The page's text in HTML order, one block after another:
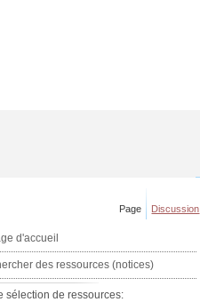
Page Discussion
d'accueil
des ressources (notices)
sélection de ressources: